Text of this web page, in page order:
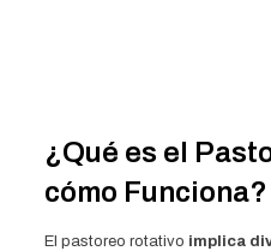
¿Qué es el
cómo Funciona?
El pastoreo rotativo implica